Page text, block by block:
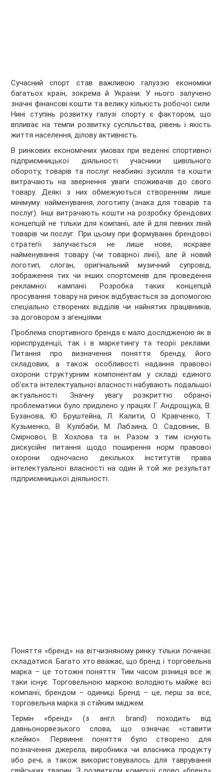
Сучасний спорт став важливою галуззю економіки
багатьох країн, зокрема й України. У нього залучено
значні фінансові кошти та велику кількість робочої сили.
Нині ступінь розвитку галузі спорту є фактором, що
впливає на темпи розвитку суспільства, рівень і якість
життя населення, ділову активність.
В ринкових економічних умовах при веденні спортивної
підприємницької діяльності учасники цивільного
обороту, товарів та послуг неабиякі зусилля та кошти
витрачають на звернення уваги споживачів до свого
товару. Деякі з них обмежуються створенням лише
мінімуму: найменування, логотипу (знака для товарів та
послуг). Інші витрачають кошти на розробку брендових
концепцій не тільки для компанії, але й для певних ліній
товарів чи послуг. При цьому при формуванні брендової
стратегії залучається не лише нове, яскраве
найменування товару (чи товарної лінії), але й новий
логотип, слоган, оригінальний музичний супровід,
зображення тих чи інших спортсменів для проведення
рекламної кампанії. Розробка таких концепцій
просування товару на ринок відбувається за допомогою
спеціально створених відділів чи найнятих працівників,
за договором з агенціями.
Проблема спортивного бренда є мало дослідженою як в
юриспруденції, так і в маркетингу та теорії реклами.
Питання про визначення поняття бренду, його
складових, а також особливості надання правової
охорони структурним компонентам у складі єдиного
об’єкта інтелектуальної власності набувають подальшої
актуальності. Значну увагу розкриттю обраної
проблематики було приділено у працях Г. Андрощука, В.
Бузанова, Ю. Бруштейна, Л. Калити, О. Кравченко, Т.
Кузьменко, В. Кулібаби, М. Лабзина, О. Садовник, В.
Смірнової, В. Хохлова та ін. Разом з тим існують
дискусійні питання щодо поширення норм правової
охорони одночасно декількох інститутів права
інтелектуальної власності на один й той же результат
підприємницької діяльності.
Поняття «бренд» на вітчизняному ринку тільки починає
складатися. Багато хто вважає, що бренд і торговельна
марка – це тотожні поняття. Тим часом різниця все ж
таки існує. Торговельною маркою володіють майже всі
компанії, брендом – одиниці. Бренд – це, перш за все,
торговельна марка зі стійким іміджем.
Термін «бренд» (з англ. brand) походить від
давньонорвезького слова, що означає «ставити
клеймо». Первинне поняття було створено для
позначення джерела, виробника чи власника продукту
або речі, а також використовувалось для таврування